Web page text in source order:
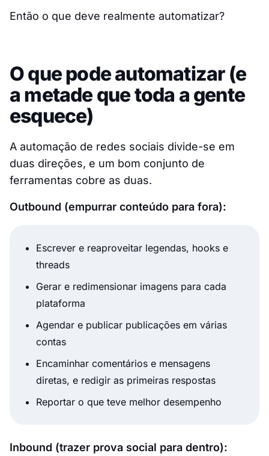
Então o que deve realmente automatizar?
O que pode automatizar (e
a metade que toda a gente
esquece)
A automação de redes sociais divide-se em
duas direções, e um bom conjunto de
ferramentas cobre as duas.
Outbound (empurrar conteúdo para fora):
Escrever e reaproveitar legendas, hooks e
threads
Gerar e redimensionar imagens para cada
plataforma
Agendar e publicar publicações em várias
contas
Encaminhar comentários e mensagens
diretas, e redigir as primeiras respostas
Reportar o que teve melhor desempenho
Inbound (trazer prova social para dentro):